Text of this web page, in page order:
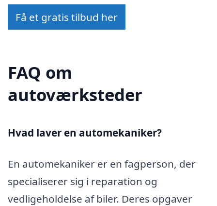
Få et gratis tilbud her
FAQ om
autoværksteder
Hvad laver en automekaniker?
En automekaniker er en fagperson, der
specialiserer sig i reparation og
vedligeholdelse af biler. Deres opgaver